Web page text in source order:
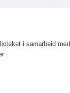
i samarbeid med